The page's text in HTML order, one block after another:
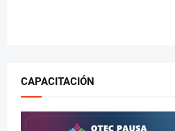
CAPACITACIÓN